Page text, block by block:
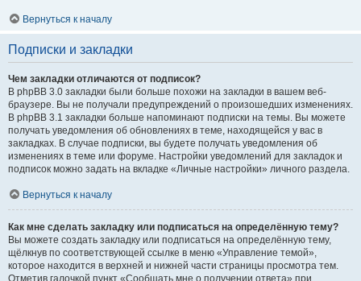
Вернуться к началу
Подписки и закладки
Чем закладки отличаются от подписок?
В phpBB 3.0 закладки были больше похожи на закладки в вашем веб-
браузере. Вы не получали предупреждений о произошедших изменениях.
В phpBB 3.1 закладки больше напоминают подписки на темы. Вы можете
получать уведомления об обновлениях в теме, находящейся у вас в
закладках. В случае подписки, вы будете получать уведомления об
изменениях в теме или форуме. Настройки уведомлений для закладок и
подписок можно задать на вкладке «Личные настройки» личного раздела.
Вернуться к началу
Как мне сделать закладку или подписаться на определённую тему?
Вы можете создать закладку или подписаться на определённую тему,
щёлкнув по соответствующей ссылке в меню «Управление темой»,
которое находится в верхней и нижней части страницы просмотра тем.
Отметив галочкой пункт «Сообщать мне о получении ответа» при